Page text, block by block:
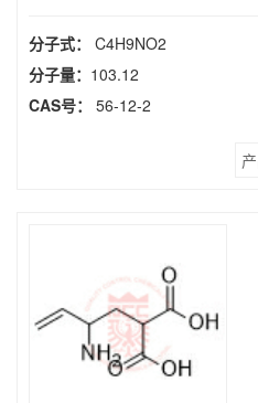
分子式： C4H9NO2
分子量： 103.12
CAS号：
56-12-2